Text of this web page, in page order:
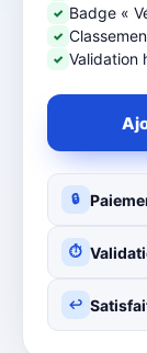
✓ Badge «
✓
✓ Validation
🔒
⏱
↩